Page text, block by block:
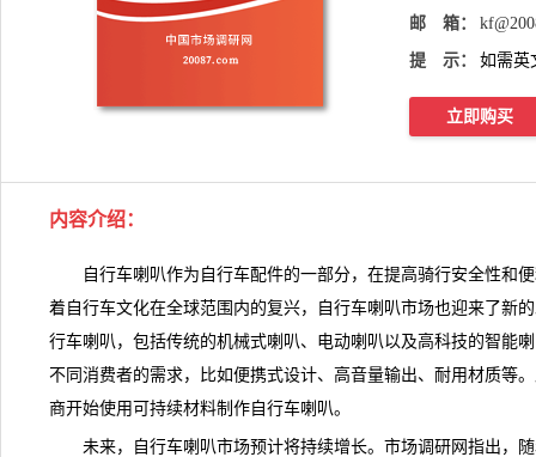
邮 箱：
提 示： 如需英
立即购买
内容介绍：
自行车喇叭作为自行车配件的一部分，在提高骑行安全性和便
着自行车文化在全球范围内的复兴，自行车喇叭市场也迎来了新
行车喇叭，包括传统的机械式喇叭、电动喇叭以及高科技的智能
不同消费者的需求，比如便携式设计、高音量输出、耐用材质等
商开始使用可持续材料制作 自行车喇叭。
未来，自行车喇叭市场预计将持续增长。 市场调研网 指出，